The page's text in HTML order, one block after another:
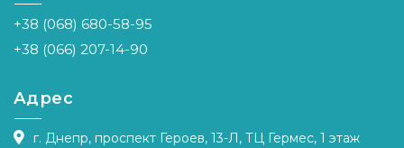
+38 (068) 680-58-95
+38 (066) 207-14-90
Адрес
г. Днепр, проспект Героев, 13-Л, ТЦ Гермес, 1 этаж